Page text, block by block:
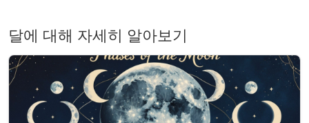
달에 대해 자세히 알아보기